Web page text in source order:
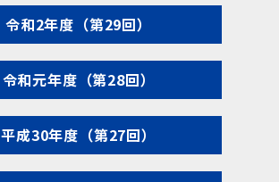
令和2年度（第29回）
令和元年度（第28回）
平成30年度（第27回）